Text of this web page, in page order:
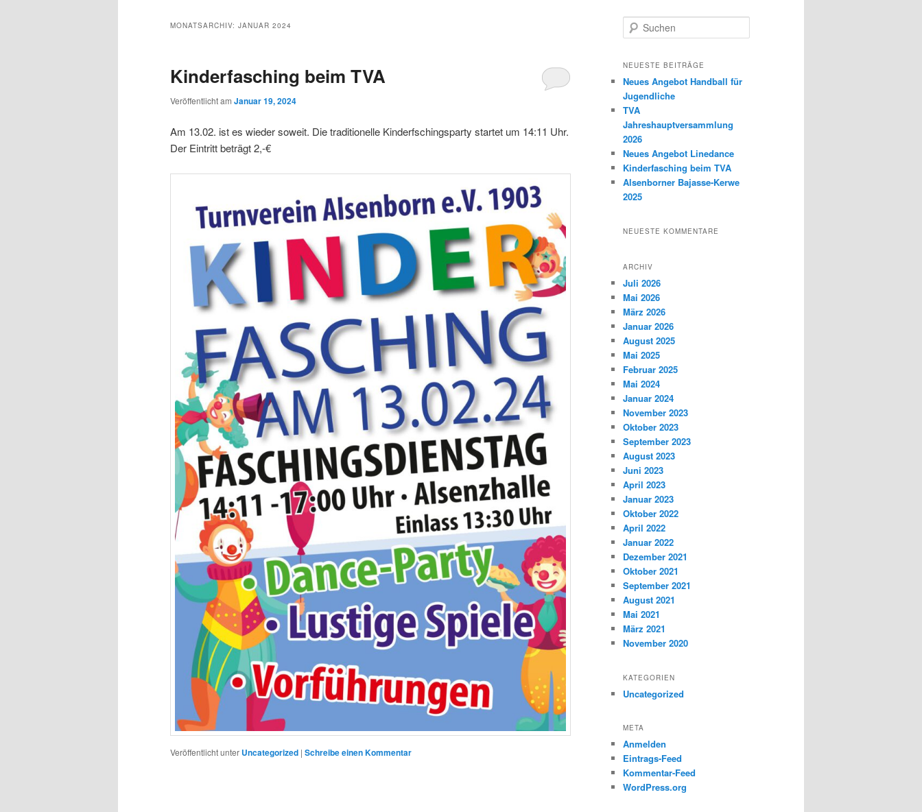
MONATSARCHIV: JANUAR 2024
Kinderfasching beim TVA
Veröffentlicht am Januar 19, 2024
Am 13.02. ist es wieder soweit. Die traditionelle Kinderfschingsparty startet um 14:11 Uhr.
Der Eintritt beträgt 2,-€
Veröffentlicht unter Uncategorized | Schreibe einen Kommentar
u
h
n
NEUESTE BEITRÄGE
Neues Angebot Handball für
Jugendliche
TVA
Jahreshauptversammlung
2026
Neues Angebot Linedance
Kinderfasching beim TVA
Alsenborner Bajasse-Kerwe
2025
NEUESTE KOMMENTARE
ARCHIV
Juli 2026
Mai 2026
März 2026
Januar 2026
August 2025
Mai 2025
Februar 2025
Mai 2024
Januar 2024
November 2023
Oktober 2023
September 2023
August 2023
Juni 2023
April 2023
Januar 2023
Oktober 2022
April 2022
Januar 2022
Dezember 2021
Oktober 2021
September 2021
August 2021
Mai 2021
März 2021
November 2020
KATEGORIEN
Uncategorized
META
Anmelden
Eintrags-Feed
Kommentar-Feed
WordPress.org